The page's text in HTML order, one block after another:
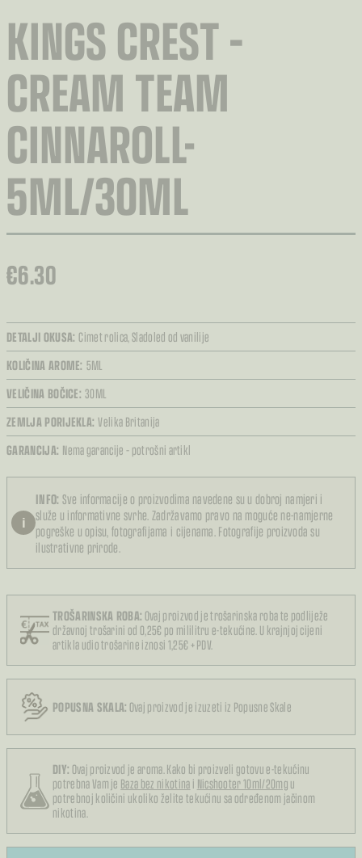
KINGS CREST –
CREAM TEAM
CINNAROLL-
5ML/30ML
€6.30
DETALJI OKUSA: Cimet rolica,Sladoled od vanilije
KOLIČINA AROME: 5ML
VELIČINA BOČICE: 30ML
ZEMLJA PORIJEKLA: Velika Britanija
GARANCIJA: Nema garancije – potrošni artikl
TROŠARINSKA ROBA: Ovaj proizvod je trošarinska roba te podliježe
državnoj trošarini od 0,25€ po mililitru e-tekućine. U krajnjoj cijeni
artikla udio trošarine iznosi 1,25€ + PDV.
POPUSNA SKALA: Ovaj proizvod je izuzeti iz Popusne Skale
DIY: Ovaj proizvod je aroma. Kako bi proizveli gotovu e-tekućinu
potrebna Vam je Baza bez nikotinai Nicshooter 10ml/20mgu
potrebnoj količini ukoliko želite tekućinu sa određenom jačinom
nikotina.
i
INFO: Sve informacije o proizvodima navedene su u dobroj namjeri i
služe u informativne svrhe. Zadržavamo pravo na moguće ne-namjerne
pogreške u opisu, fotografijama i cijenama. Fotografije proizvoda su
ilustrativne prirode.